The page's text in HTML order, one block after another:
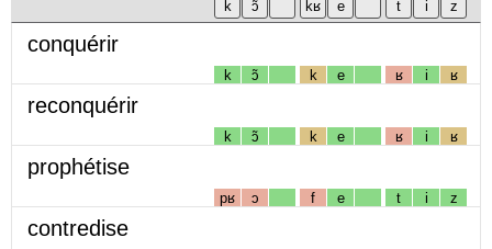
conquérir
k ɔ̃ k e ʁ i ʁ
reconquérir
k ɔ̃ k e ʁ i ʁ
prophétise
pʁ ɔ f e t i z
contredise